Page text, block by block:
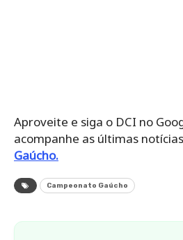
Aproveite e siga o DCI no
acompanhe as últimas
Gaúcho.
Campeonato Gaúcho